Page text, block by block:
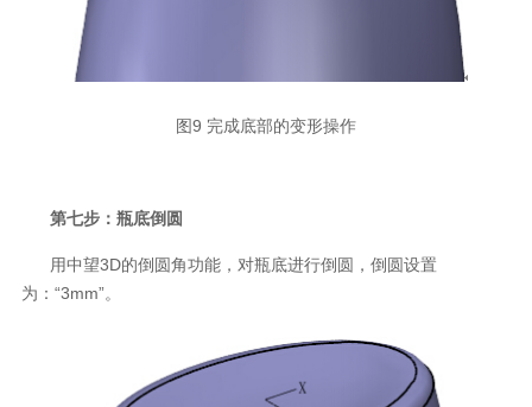
图9 完成底部的变形操作
第七步：瓶底倒圆
用中望3D的倒圆角功能，对瓶底进行倒圆，倒圆设置
为：“3mm”。